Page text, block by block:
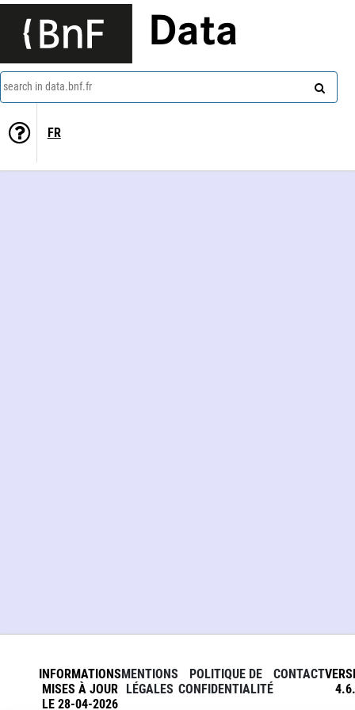
Data
search in data.bnf.fr
FR
INFORMATIONS
MISES À JOUR
LE 28-04-2026
MENTIONS
LÉGALES
POLITIQUE DE
CONFIDENTIALITÉ
CONTACT